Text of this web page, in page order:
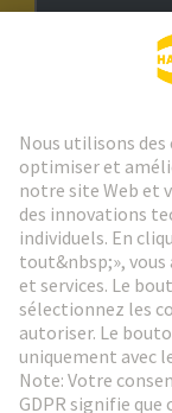
Aller à
Social Media